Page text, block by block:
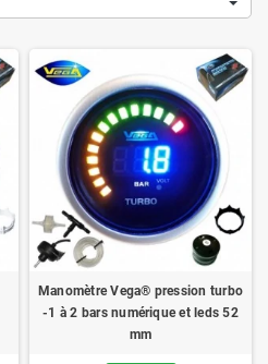
Manomètre Vega® pression turbo
-1 à 2 bars numérique et leds 52
mm